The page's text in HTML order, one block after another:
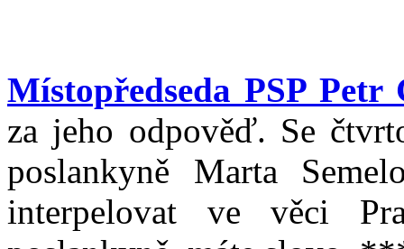
Místopředseda PSP Petr
za jeho odpověď. Se
poslankyně Marta
interpelovat ve věci